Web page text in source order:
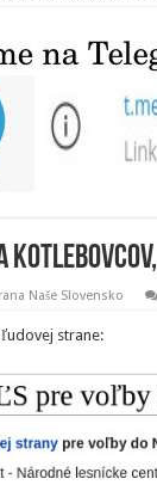
Naše Slovensko
ľudovej strane: